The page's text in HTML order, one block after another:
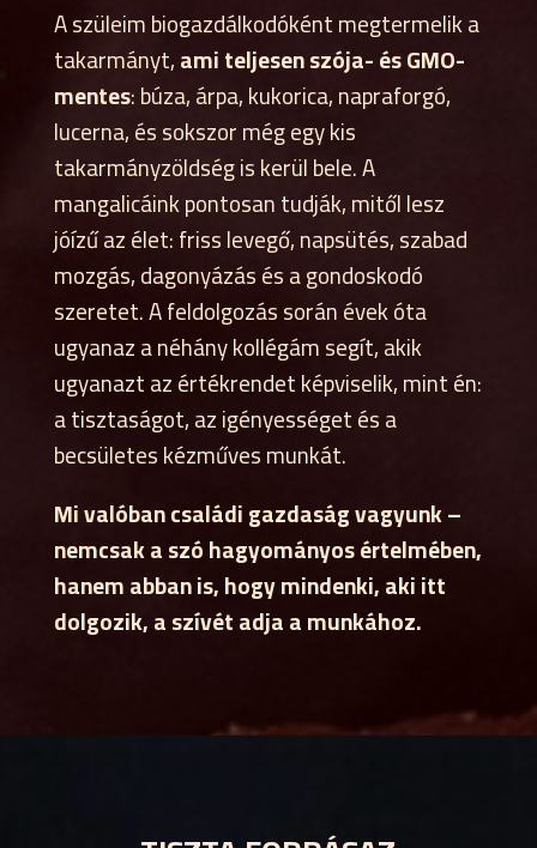
A szüleim biogazdálkodóként megtermelik a
takarmányt,ami teljesen szója- és GMO-
mentes: búza, árpa, kukorica, napraforgó,
lucerna, és sokszor még egy kis
takarmányzöldség is kerül bele. A
mangalicáink pontosan tudják, mitől lesz
jóízű az élet: friss levegő, napsütés, szabad
mozgás, dagonyázás és a gondoskodó
szeretet. A feldolgozás során évek óta
ugyanaz a néhány kollégám segít, akik
ugyanazt az értékrendet képviselik, mint én:
a tisztaságot, az igényességet és a
becsületes kézműves munkát.
Mi valóban családi gazdaság vagyunk –
nemcsak a szó hagyományos értelmében,
hanem abban is, hogy mindenki, aki itt
dolgozik, a szívét adja a munkához.